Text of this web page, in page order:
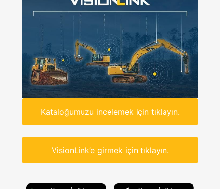
Kataloğumuzu incelemek için tıklayın.
VisionLink’e girmek için tıklayın.